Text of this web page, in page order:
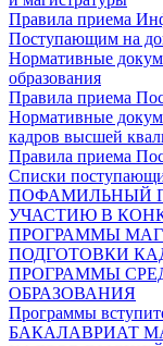
Правила приема
Поступающим на
Нормативные
образования
Правила приема
Нормативные
кадров высшей
Правила приема
Списки
ПОФАМИЛЬНЫЙ
УЧАСТИЮ В
ПРОГРАММЫ
ПОДГОТОВКИ
ПРОГРАММЫ
ОБРАЗОВАНИЯ
Программы
БАКАЛАВРИАТ